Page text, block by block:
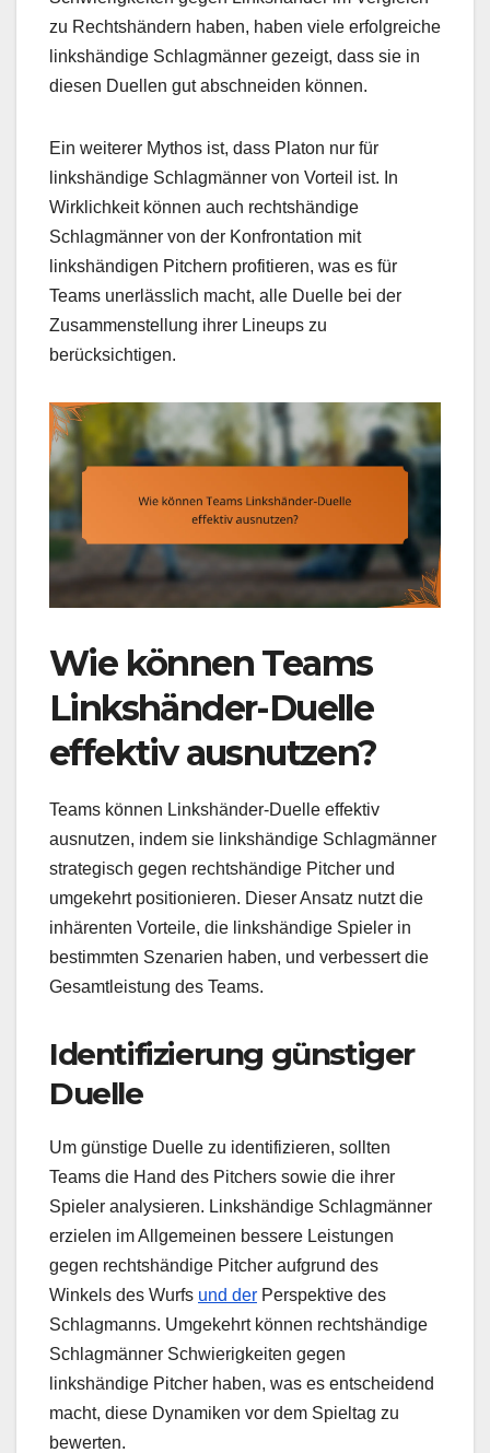
zu Rechtshändern haben, haben viele erfolgreiche
linkshändige Schlagmänner gezeigt, dass sie in
diesen Duellen gut abschneiden können.
Ein weiterer Mythos ist, dass Platon nur für
linkshändige Schlagmänner von Vorteil ist. In
Wirklichkeit können auch rechtshändige
Schlagmänner von der Konfrontation mit
linkshändigen Pitchern profitieren, was es für
Teams unerlässlich macht, alle Duelle bei der
Zusammenstellung ihrer Lineups zu
berücksichtigen.
Wie können Teams
Linkshänder-Duelle
effektiv ausnutzen?
Teams können Linkshänder-Duelle effektiv
ausnutzen, indem sie linkshändige Schlagmänner
strategisch gegen rechtshändige Pitcher und
umgekehrt positionieren. Dieser Ansatz nutzt die
inhärenten Vorteile, die linkshändige Spieler in
bestimmten Szenarien haben, und verbessert die
Gesamtleistung des Teams.
Identifizierung günstiger
Duelle
Um günstige Duelle zu identifizieren, sollten
Teams die Hand des Pitchers sowie die ihrer
Spieler analysieren. Linkshändige Schlagmänner
erzielen im Allgemeinen bessere Leistungen
gegen rechtshändige Pitcher aufgrund des
Winkels des Wurfs und der Perspektive des
Schlagmanns. Umgekehrt können rechtshändige
Schlagmänner Schwierigkeiten gegen
linkshändige Pitcher haben, was es entscheidend
macht, diese Dynamiken vor dem Spieltag zu
bewerten.